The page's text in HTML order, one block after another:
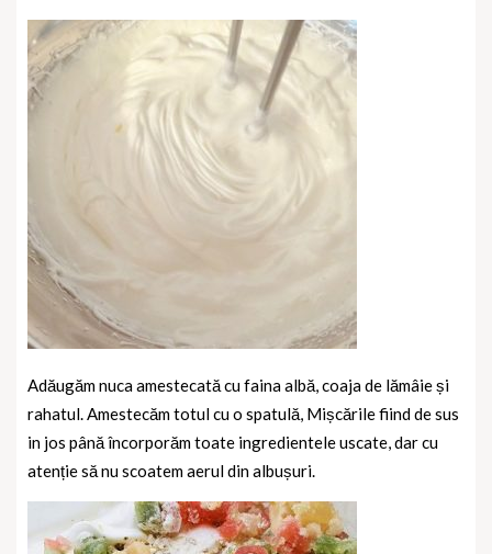
Adăugăm nuca amestecată cu faina albă, coaja de lămâie și
rahatul. Amestecăm totul cu o spatulă, Mișcările fiind de sus
in jos până încorporăm toate ingredientele uscate, dar cu
atenție să nu scoatem aerul din albușuri.